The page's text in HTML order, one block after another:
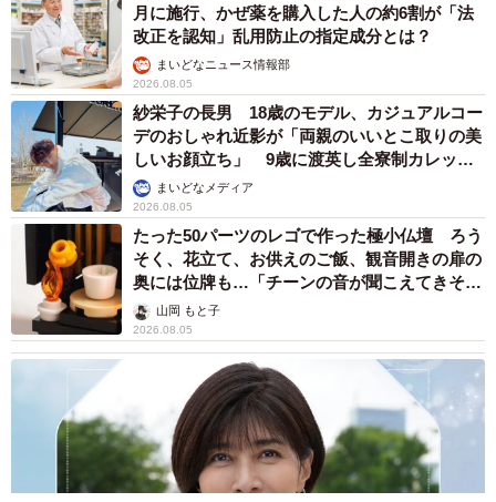
月に施行、かぜ薬を購入した人の約6割が「法
改正を認知」乱用防止の指定成分とは？
まいどなニュース情報部
2026.08.05
紗栄子の長男 18歳のモデル、カジュアルコー
デのおしゃれ近影が「両親のいいとこ取りの美
しいお顔立ち」 9歳に渡英し全寮制カレッジ
で学ぶまいどなメディア
2026.08.05
たった50パーツのレゴで作った極小仏壇 ろう
そく、花立て、お供えのご飯、観音開きの扉の
奥には位牌も…「チーンの音が聞こえてきそ
う」山岡 もと子
2026.08.05